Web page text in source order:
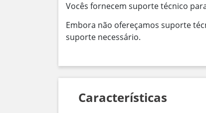
Vocês fornecem suporte técnico
Embora não ofereçamos suporte
suporte necessário.
Características